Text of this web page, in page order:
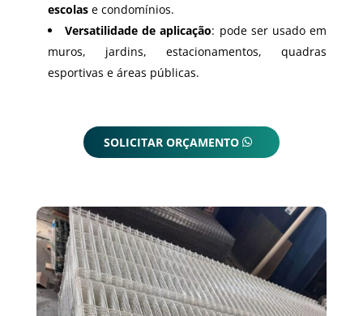
escolase condomínios.
Versatilidade de aplicação: pode ser usado em
muros, jardins, estacionamentos, quadras
esportivas e áreas públicas.
SOLICITAR ORÇAMENTO